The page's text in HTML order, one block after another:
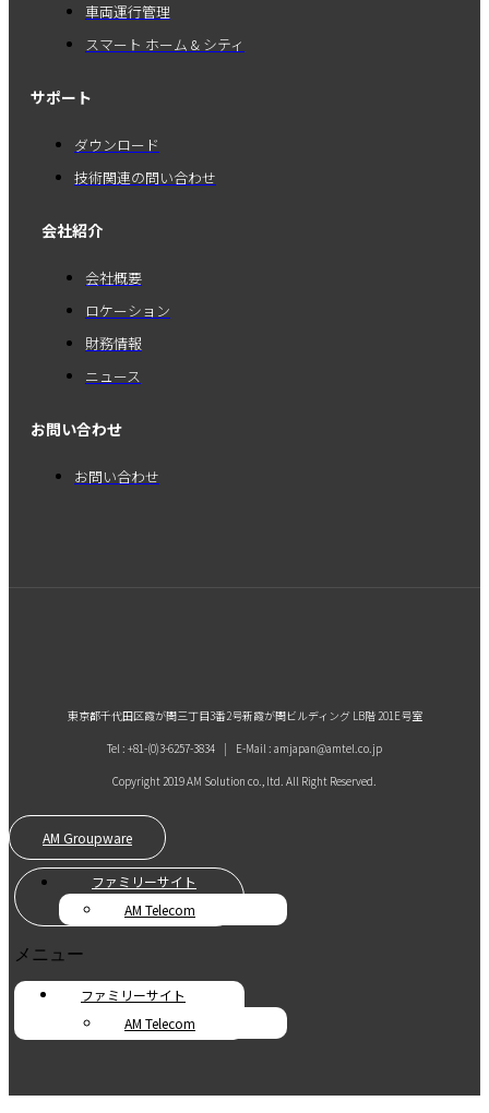
車両運行管理
スマート ホーム & シティ
サポート
ダウンロード
技術関連の問い合わせ
会社紹介
会社概要
ロケーション
財務情報
ニュース
お問い合わせ
お問い合わせ
東京都千代田区霞が関三丁目3番2号新霞が関ビルディング LB階 201E号室
Tel : +81-(0)3-6257-3834 | E-Mail : amjapan@amtel.co.jp
Copyright 2019 AM Solution co., ltd. All Right Reserved.
AM Groupware
ファミリーサイト
AM Telecom
メニュー
ファミリーサイト
AM Telecom